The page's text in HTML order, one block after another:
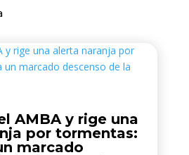
AMBA y rige una
por tormentas:
marcado